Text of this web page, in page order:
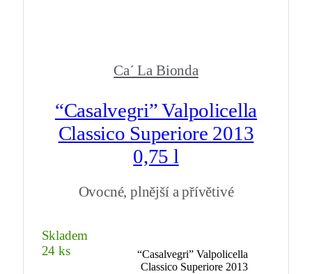
Ca´ La Bionda
“Casalvegri” Valpolicella
Classico Superiore 2013
0,75 l
Ovocné, plnější a přívětivé
Skladem
24 ks
“Casalvegri” Valpolicella
Classico Superiore 2013